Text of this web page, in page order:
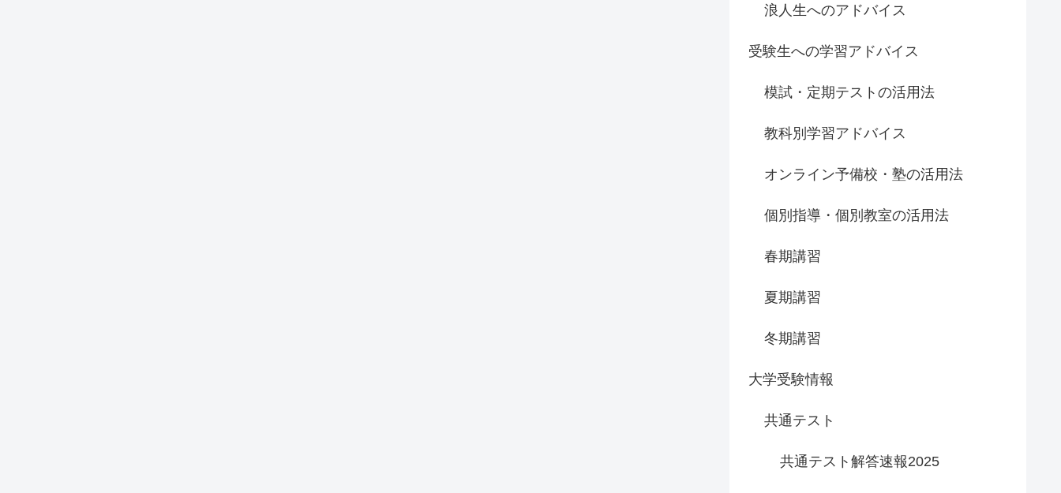
浪人生へのアドバイス
受験生への学習アドバイス
模試・定期テストの活用法
教科別学習アドバイス
オンライン予備校・塾の活用法
個別指導・個別教室の活用法
春期講習
夏期講習
冬期講習
大学受験情報
共通テスト
共通テスト解答速報2025